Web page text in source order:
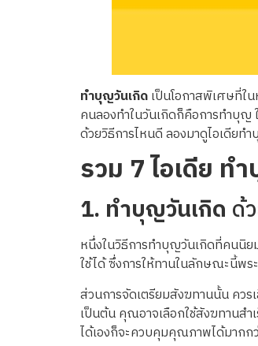
ทำบุญวันเกิดเป็นโอกาสพิเศษที่ใ
คนลองทำในวันเกิดก็คือการทำบุญ
ด้วยวิธีการไหนดี ลองมาดูไอเดียท
รวม 7ไอเดีย ท
1. ทำบุญวันเกิด ด้
หนึ่งในวิธีการทำบุญวันเกิดที่คนนิย
ใช้ได้ ซึ่งการให้ทานในลักษณะนี้พร
ส่วนการจัดเตรียมสังฆทานนั้น ควร
เป็นต้น คุณอาจเลือกใช้สังฆทานสำ
ได้เองก็จะควบคุมคุณภาพได้มากก